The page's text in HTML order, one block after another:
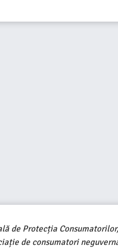
de Protecția
de consumatori